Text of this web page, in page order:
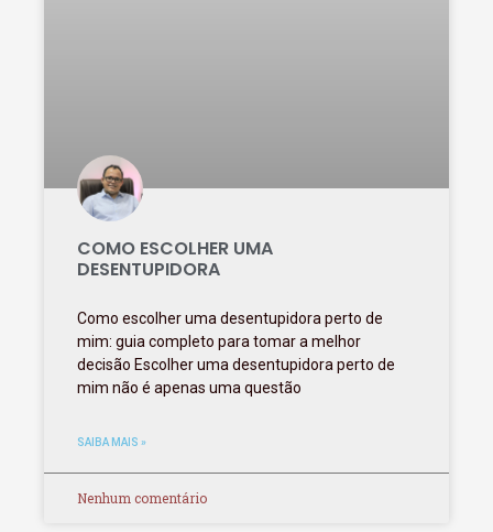
COMO ESCOLHER UMA
DESENTUPIDORA
Como escolher uma desentupidora perto de
mim: guia completo para tomar a melhor
decisão Escolher uma desentupidora perto de
mim não é apenas uma questão
SAIBA MAIS »
Nenhum comentário